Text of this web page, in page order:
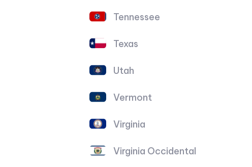
Tennessee
Texas
Utah
Vermont
Virginia
Virginia Occidental